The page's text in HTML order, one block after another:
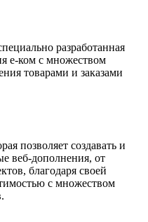
разработанная
е-ком с множеством
товарами и заказами
позволяет создавать и
веб-дополнения, от
благодаря своей
с множеством